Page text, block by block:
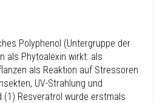
Polyphenol (Untergruppe der
als Phytoalexin wirkt: als
als Reaktion auf Stressoren
UV-Strahlung und
Resveratrol wurde erstmals